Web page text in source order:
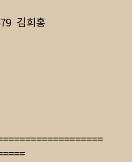
김희홍